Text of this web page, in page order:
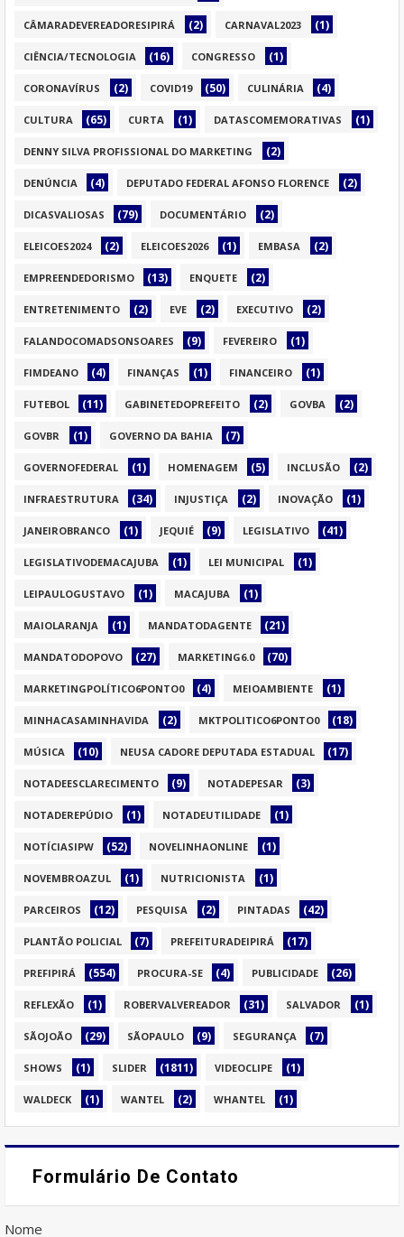
CÂMARADEVEREADORESIPIRÁ (2) CARNAVAL2023 (1)
CIÊNCIA/TECNOLOGIA (16) CONGRESSO (1)
CORONAVÍRUS (2) COVID19 (50) CULINÁRIA (4)
CULTURA (65) CURTA (1) DATASCOMEMORATIVAS (1)
DENNY SILVA PROFISSIONAL DO MARKETING (2)
DENÚNCIA (4) DEPUTADO FEDERAL AFONSO FLORENCE (2)
DICASVALIOSAS (79) DOCUMENTÁRIO (2)
ELEICOES2024 (2) ELEICOES2026 (1) EMBASA (2)
EMPREENDEDORISMO (13) ENQUETE (2)
ENTRETENIMENTO (2) EVE (2) EXECUTIVO (2)
FALANDOCOMADSONSOARES (9) FEVEREIRO (1)
FIMDEANO (4) FINANÇAS (1) FINANCEIRO (1)
FUTEBOL (11) GABINETEDOPREFEITO (2) GOVBA (2)
GOVBR (1) GOVERNO DA BAHIA (7)
GOVERNOFEDERAL (1) HOMENAGEM (5) INCLUSÃO (2)
INFRAESTRUTURA (34) INJUSTIÇA (2) INOVAÇÃO (1)
JANEIROBRANCO (1) JEQUIÉ (9) LEGISLATIVO (41)
LEGISLATIVODEMACAJUBA (1) LEI MUNICIPAL (1)
LEIPAULOGUSTAVO (1) MACAJUBA (1)
MAIOLARANJA (1) MANDATODAGENTE (21)
MANDATODOPOVO (27) MARKETING6.0 (70)
MARKETINGPOLÍTICO6PONTO0 (4) MEIOAMBIENTE (1)
MINHACASAMINHAVIDA (2) MKTPOLITICO6PONTO0 (18)
MÚSICA (10) NEUSA CADORE DEPUTADA ESTADUAL (17)
NOTADEESCLARECIMENTO (9) NOTADEPESAR (3)
NOTADEREPÚDIO (1) NOTADEUTILIDADE (1)
NOTÍCIASIPW (52) NOVELINHAONLINE (1)
NOVEMBROAZUL (1) NUTRICIONISTA (1)
PARCEIROS (12) PESQUISA (2) PINTADAS (42)
PLANTÃO POLICIAL (7) PREFEITURADEIPIRÁ (17)
PREFIPIRÁ (554) PROCURA-SE (4) PUBLICIDADE (26)
REFLEXÃO (1) ROBERVALVEREADOR (31) SALVADOR (1)
SÃOJOÃO (29) SÃOPAULO (9) SEGURANÇA (7)
SHOWS (1) SLIDER (1811) VIDEOCLIPE (1)
WALDECK (1) WANTEL (2) WHANTEL (1)
Formulário De Contato
Nome